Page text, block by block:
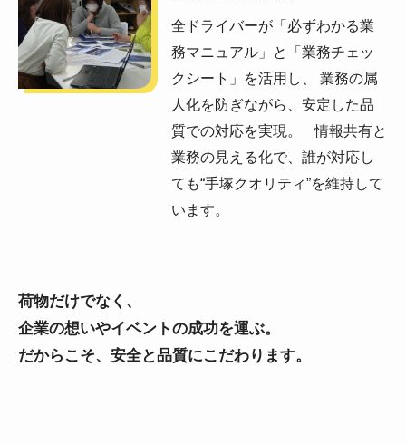
全ドライバーが「必ずわかる業
務マニュアル」と「業務チェッ
クシート」を活用し、 業務の属
人化を防ぎながら、安定した品
質での対応を実現。 情報共有と
業務の見える化で、誰が対応し
ても“手塚クオリティ”を維持して
います。
荷物だけでなく、
企業の想いやイベントの成功を運ぶ。
だからこそ、安全と品質にこだわります。